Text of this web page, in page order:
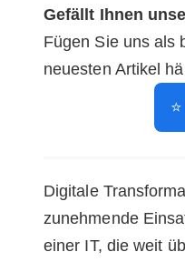
Gefällt Ihnen
Fügen Sie uns als
neuesten Artikel
Digitale
zunehmende
einer IT, die weit